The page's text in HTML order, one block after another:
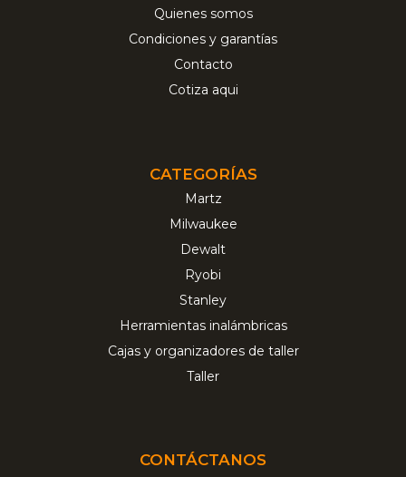
Quienes somos
Condiciones y garantías
Contacto
Cotiza aqui
CATEGORÍAS
Martz
Milwaukee
Dewalt
Ryobi
Stanley
Herramientas inalámbricas
Cajas y organizadores de taller
Taller
CONTÁCTANOS